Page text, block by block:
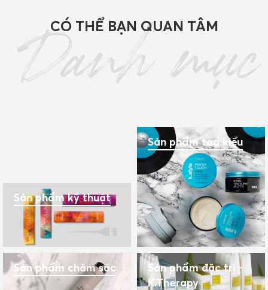
Danh mục
CÓ THỂ BẠN QUAN TÂM
Sản phẩm kỹ thuật
Sản phẩm tạo kiểu
Sản phẩm chăm sóc
Sản phẩm đặc trị -
K.Therapy